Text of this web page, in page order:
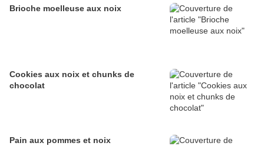
Brioche moelleuse aux noix
Cookies aux noix et chunks de
chocolat
Pain aux pommes et noix